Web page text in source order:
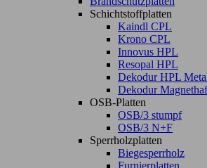
Schichtstoffplatten
Kaindl CPL
Krono CPL
Innovus HPL
Resopal HPL
Dekodur HPL
Dekodur
OSB-Platten
OSB/3 stumpf
OSB/3 N+F
Sperrholzplatten
Biegesperrholz